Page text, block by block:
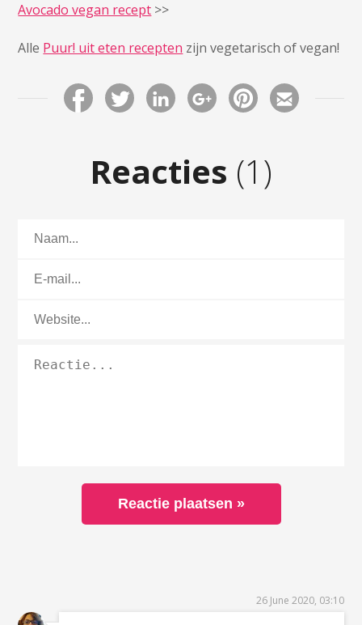
Avocado vegan recept >>
Alle Puur! uit eten recepten zijn vegetarisch of vegan!
Reacties (1)
26 June 2020, 03:10